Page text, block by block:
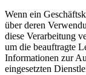
Wenn ein
über deren
diese Verarbeitung
um die beauftragte
Informationen zur
eingesetzten